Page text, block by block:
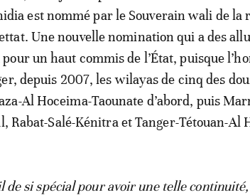
est nommé par le Souverain wali de la
Une nouvelle nomination qui a des
un haut commis de l’État, puisque
depuis 2007, les wilayas de cinq des
Al Hoceima-Taounate d’abord, puis
Rabat-Salé-Kénitra et Tanger-Tétouan-Al
de si spécial pour avoir une telle